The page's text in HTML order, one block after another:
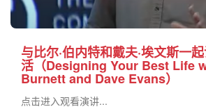
与比尔·伯内特和戴夫·埃文斯一
活（Designing Your Best Life
Burnett and Dave Evans）
点击进入观看演讲...